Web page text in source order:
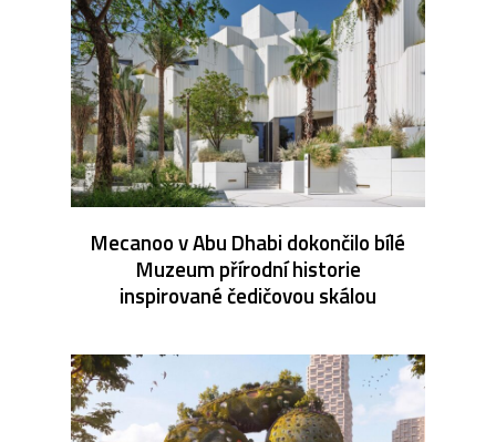
Mecanoo v Abu Dhabi dokončilo bílé
Muzeum přírodní historie
inspirované čedičovou skálou